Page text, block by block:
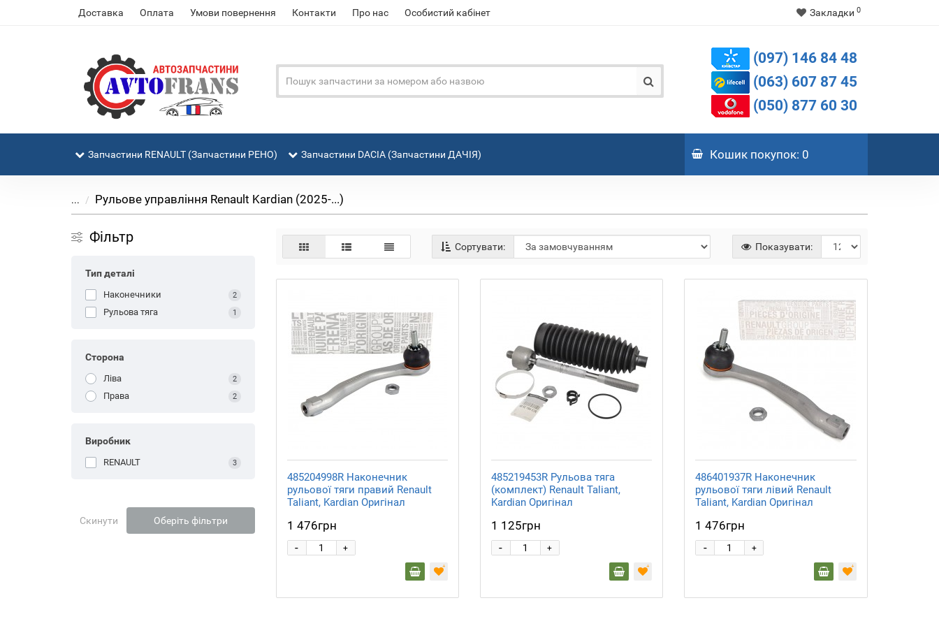
Доставка Оплата Умови повернення Контакти Про нас Особистий кабінет Закладки 0
(097) 146 84 48
(063) 607 87 45
(050) 877 60 30
Запчастини RENAULT (Запчастини РЕНО) Запчастини DACIA (Запчастини ДАЧІЯ) Кошикпокупок: 0
... Рульове управління Renault Kardian (2025-...)
Фільтр
Тип деталі
Наконечники 2
Рульова тяга 1
Сторона
Ліва 2
Права 2
Виробник
RENAULT 3
Скинути Оберіть фільтри
Сортувати: Показувати:
485204998R Наконечник
рульової тяги правий Renault
Taliant, Kardian Оригінал
1 476грн
+
-
485219453R Рульова тяга
(комплект) Renault Taliant,
Kardian Оригінал
1 125грн
+
-
486401937R Наконечник
рульової тяги лівий Renault
Taliant, Kardian Оригінал
1 476грн
+
-